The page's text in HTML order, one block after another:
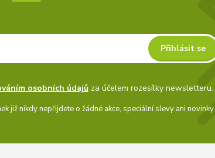
Přihlásit se
osobních údajůza účelem rozesílky newsletteru.
již nikdy nepřijdete o žádné akce, speciální slevy ani novinky.